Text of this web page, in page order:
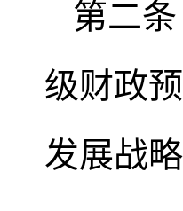
第二
级财政
发展战